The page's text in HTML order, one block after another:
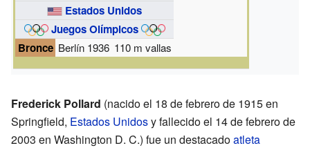
Estados Unidos
Juegos Olímpicos
Bronce Berlín 1936 110 m vallas
Frederick Pollard (nacido el 18 de febrero de 1915 en
Springfield, Estados Unidosy fallecido el 14 de febrero de
2003 en Washington D. C.) fue un destacadoatleta